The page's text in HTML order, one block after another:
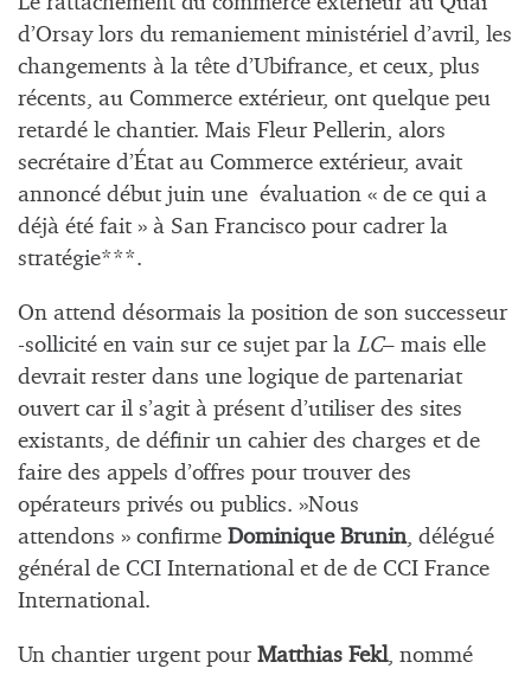
d’Orsay lors du remaniement ministériel d’avril, les
changements à la tête d’Ubifrance, et ceux, plus
récents, au Commerce extérieur, ont quelque peu
retardé le chantier. Mais Fleur Pellerin, alors
secrétaire d’État au Commerce extérieur, avait
annoncé début juin une évaluation « de ce qui a
déjà été fait » à San Francisco pour cadrer la
stratégie***.
On attend désormais la position de son successeur
-sollicité en vain sur ce sujet par la LC– mais elle
devrait rester dans une logique de partenariat
ouvert car il s’agit à présent d’utiliser des sites
existants, de définir un cahier des charges et de
faire des appels d’offres pour trouver des
opérateurs privés ou publics. »Nous
attendons » confirme Dominique Brunin, délégué
général de CCI International et de de CCI France
International.
Un chantier urgent pour Matthias Fekl, nommé